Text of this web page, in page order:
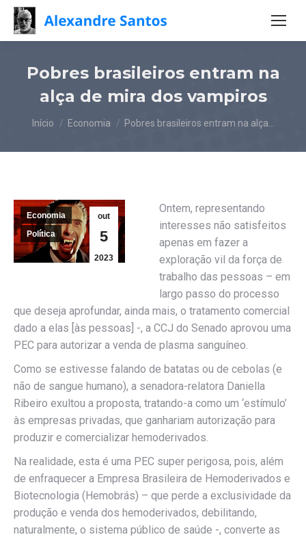
Pobres brasileiros entram na
alça de mira dos vampiros
Você está aqui:
Início Economia Pobres brasileiros entram na alça…
out
5
2023
Economia
Política
Ontem, representando
interesses não satisfeitos
apenas em fazer a
exploração vil da força de
trabalho das pessoas – em
largo passo do processo
que deseja aprofundar, ainda mais, o tratamento comercial
dado a elas [às pessoas] -, a CCJ do Senado aprovou uma
PEC para autorizar a venda de plasma sanguíneo.
Como se estivesse falando de batatas ou de cebolas (e
não de sangue humano), a senadora-relatora Daniella
Ribeiro exultou a proposta, tratando-a como um ‘estímulo’
às empresas privadas, que ganhariam autorização para
produzir e comercializar hemoderivados.
Na realidade, esta é uma PEC super perigosa, pois, além
de enfraquecer a Empresa Brasileira de Hemoderivados e
Biotecnologia (Hemobrás) – que perde a exclusividade da
produção e venda dos hemoderivados, debilitando,
naturalmente, o sistema público de saúde -, converte as